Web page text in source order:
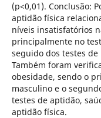
(p<0,01). Conclusão:
aptidão física
níveis insatisfatórios
principalmente no
seguido dos testes
Também foram
obesidade, sendo o
masculino e o
testes de aptidão,
aptidão física.